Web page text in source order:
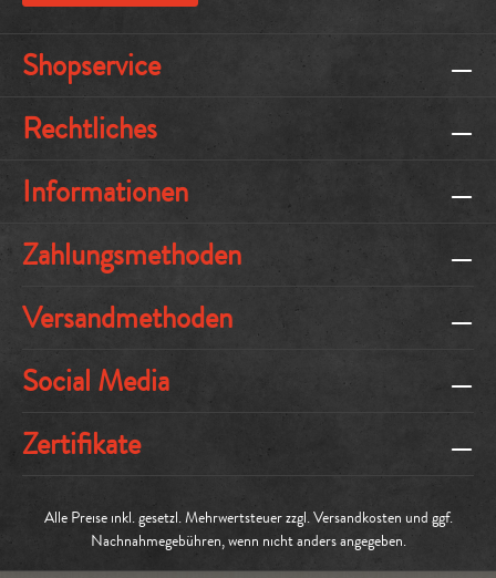
Shopservice
Rechtliches
Informationen
Zahlungsmethoden
Versandmethoden
Social Media
Zertifikate
Alle Preise inkl. gesetzl. Mehrwertsteuer zzgl.Versandkosten und ggf.
Nachnahmegebühren, wenn nicht anders angegeben.